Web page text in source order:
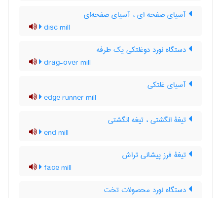
آسیای صفحه ای ، آسیای صفحه‌ای
disc mill
دستگاه نورد دوغلتکی یک طرفه
drag-over mill
آسیای غلتکی
edge runner mill
تیغۀ انگشتی ، تیغه انگشتی
end mill
تیغۀ فرز پیشانی تراش
face mill
دستگاه نورد محصولات تخت